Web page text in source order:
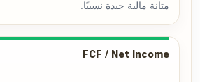
متانة مالية جيدة نسبيًا.
FCF / Net Income